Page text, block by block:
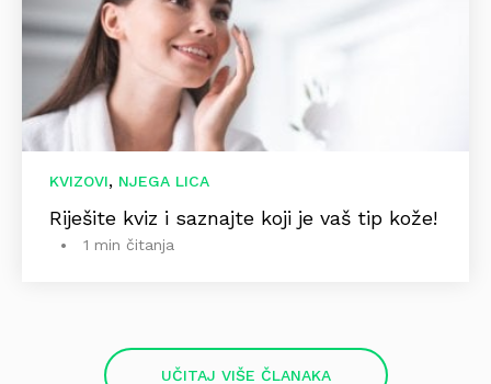
KVIZOVI, NJEGA LICA
Riješite kviz i saznajte koji je vaš tip kože!
1 min čitanja
UČITAJ VIŠE ČLANAKA